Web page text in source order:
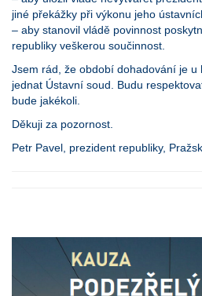
jiné překážky při výkonu jeho
– aby stanovil vládě povinnost
republiky veškerou součinnost.
Jsem rád, že období dohadování je u
jednat Ústavní soud. Budu
bude jakékoli.
Děkuji za pozornost.
Petr Pavel, prezident republiky,